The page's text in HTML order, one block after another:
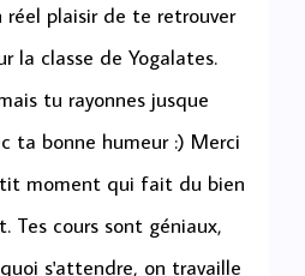
réel plaisir de te retrouver
la classe de Yogalates.
tu rayonnes jusque
ta bonne humeur :) Merci
moment qui fait du bien
Tes cours sont géniaux,
s'attendre, on travaille